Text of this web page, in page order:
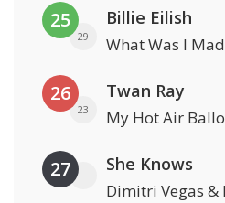
25
29
Billie Eilish
What Was I
26
23
Twan Ray
My Hot Air
27 She Knows
Dimitri Vegas &